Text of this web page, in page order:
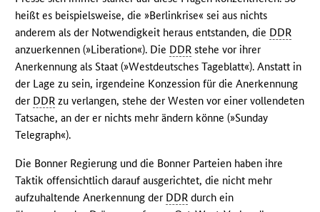
heißt es beispielsweise, die »Berlinkrise« sei aus nichts
anderem als der Notwendigkeit heraus entstanden, die DDR
anzuerkennen (»Liberation«). Die DDR stehe vor ihrer
Anerkennung als Staat (»Westdeutsches Tageblatt«). Anstatt in
der Lage zu sein, irgendeine Konzession für die Anerkennung
der DDR zu verlangen, stehe der Westen vor einer vollendeten
Tatsache, an der er nichts mehr ändern könne (»Sunday
Telegraph«).
Die Bonner Regierung und die Bonner Parteien haben ihre
Taktik offensichtlich darauf ausgerichtet, die nicht mehr
aufzuhaltende Anerkennung der DDR durch ein